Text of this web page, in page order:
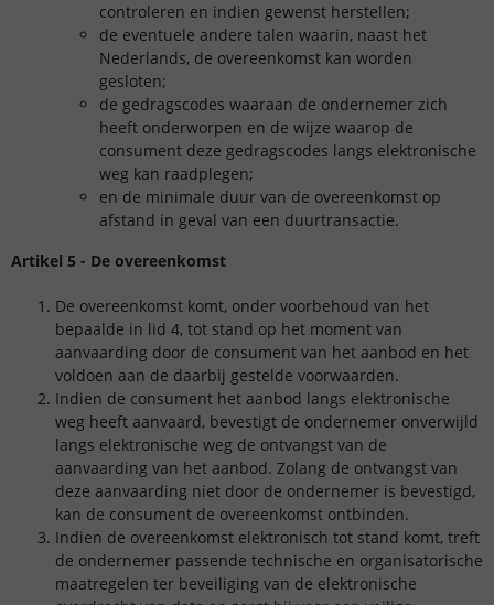
controleren en indien gewenst herstellen;
de eventuele andere talen waarin, naast het
Nederlands, de overeenkomst kan worden
gesloten;
de gedragscodes waaraan de ondernemer zich
heeft onderworpen en de wijze waarop de
consument deze gedragscodes langs elektronische
weg kan raadplegen;
en de minimale duur van de overeenkomst op
afstand in geval van een duurtransactie.
Artikel 5 - De overeenkomst
De overeenkomst komt, onder voorbehoud van het
bepaalde in lid 4, tot stand op het moment van
aanvaarding door de consument van het aanbod en het
voldoen aan de daarbij gestelde voorwaarden.
Indien de consument het aanbod langs elektronische
weg heeft aanvaard, bevestigt de ondernemer onverwijld
langs elektronische weg de ontvangst van de
aanvaarding van het aanbod. Zolang de ontvangst van
deze aanvaarding niet door de ondernemer is bevestigd,
kan de consument de overeenkomst ontbinden.
Indien de overeenkomst elektronisch tot stand komt, treft
de ondernemer passende technische en organisatorische
maatregelen ter beveiliging van de elektronische